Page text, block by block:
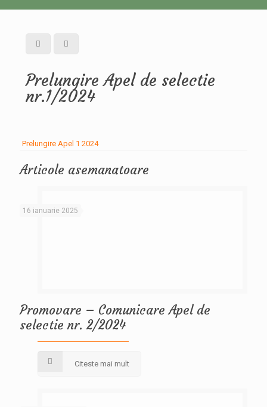
Prelungire Apel de selectie
nr.1/2024
Prelungire Apel 1 2024
Articole asemanatoare
16 ianuarie 2025
Promovare – Comunicare Apel de
selectie nr. 2/2024
Citeste mai mult